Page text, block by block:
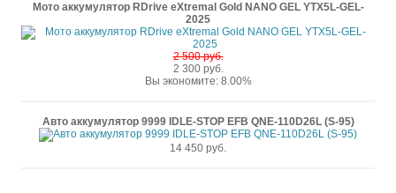
Мото аккумулятор RDrive eXtremal Gold NANO GEL YTX5L-GEL-
2025
2 500 руб.
2 300 руб.
Вы экономите: 8.00%
Авто аккумулятор 9999 IDLE-STOP EFB QNE-110D26L (S-95)
14 450 руб.